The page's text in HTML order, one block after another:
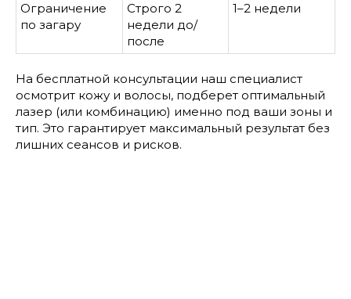
Ограничение
по загару
Строго 2
недели до/
после
1–2 недели
На бесплатной консультации наш специалист
осмотрит кожу и волосы, подберет оптимальный
лазер (или комбинацию) именно под ваши зоны и
тип. Это гарантирует максимальный результат без
лишних сеансов и рисков.